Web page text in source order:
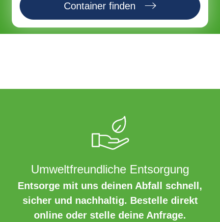
Container finden
Umweltfreundliche Entsorgung
Entsorge mit uns deinen Abfall schnell,
sicher und nachhaltig. Bestelle direkt
online oder stelle deine Anfrage.